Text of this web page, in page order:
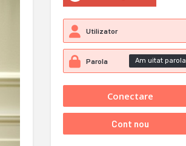
Am uitat parola